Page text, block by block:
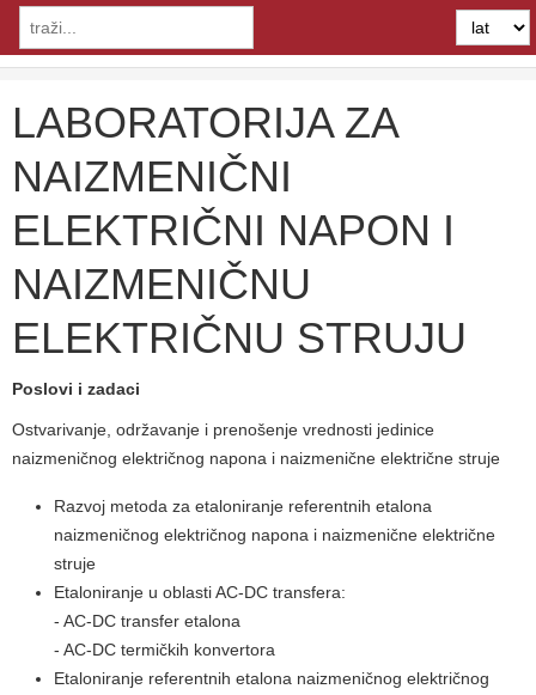
LABORATORIJA ZA
NAIZMENIČNI
ELEKTRIČNI NAPON I
NAIZMENIČNU
ELEKTRIČNU STRUJU
Poslovi i zadaci
Ostvarivanje, održavanje i prenošenje vrednosti jedinice
naizmeničnog električnog napona i naizmenične električne struje
Razvoj metoda za etaloniranje referentnih etalona
naizmeničnog električnog napona i naizmenične električne
struje
Etaloniranje u oblasti AC-DC transfera:
- AC-DC transfer etalona
- AC-DC termičkih konvertora
Etaloniranje referentnih etalona naizmeničnog električnog